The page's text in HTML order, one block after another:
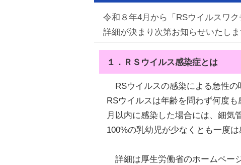
令和８年4月から「RSウイルスワ
詳細が決まり次第お知らせいたしま
１．ＲＳウイルス感染症とは
RSウイルスの感染による急性の
RSウイルスは年齢を問わず何度
月以内に感染した場合には、細気
100%の乳幼児が少なくとも一度は
詳細は厚生労働省のホームペー